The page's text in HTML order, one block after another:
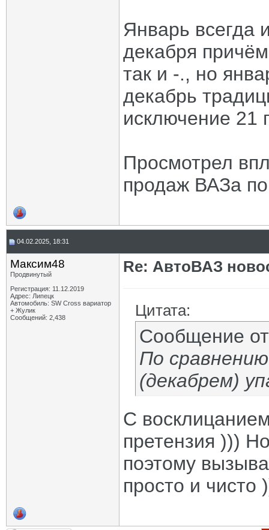
Январь всегда
декабря
так и -., но
декабрь
исключение 21
Просмотрел
продаж ВАЗа
04.02.2025, 18:31
Максим48
Продвинутый
Регистрация: 11.12.2019
Адрес: Липецк
Автомобиль: SW Cross вариатор
+ Жулик
Сообщений: 2,438
Re: АвтоВАЗ
Цитата:
Сообщение
По
(декабрем)
С
претензия )))
поэтому
просто и чисто